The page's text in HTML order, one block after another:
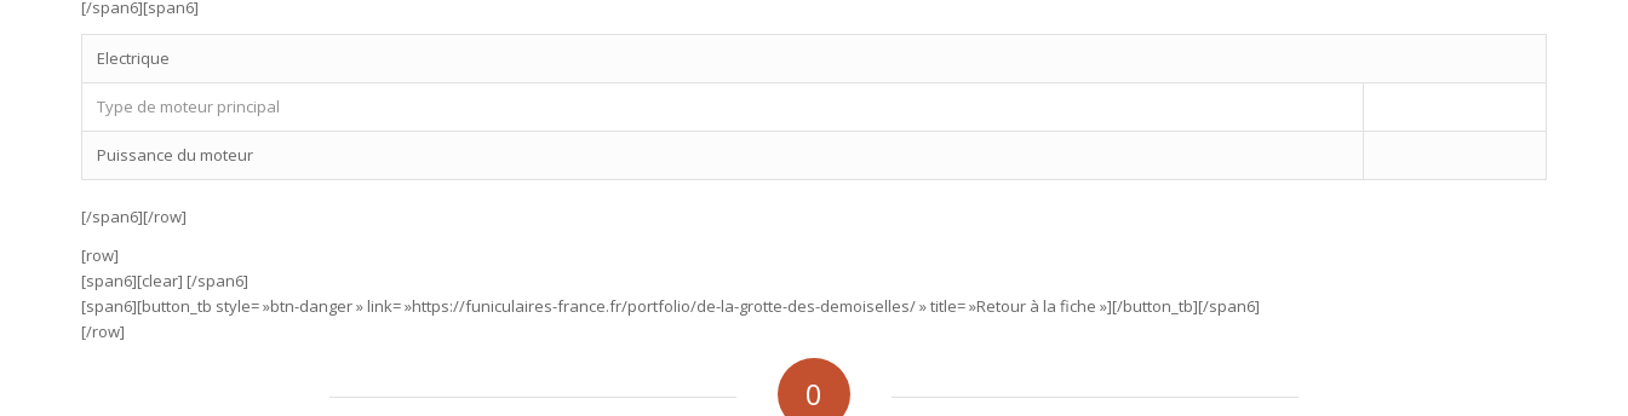
[/span6][span6]
Electrique
Type de moteur principal
Puissance du moteur
[/span6][/row]
[row]
[span6][clear] [/span6]
[span6][button_tb style= »btn-danger » link= »https://funiculaires-france.fr/portfolio/de-la-grotte-des-demoiselles/ » title= »Retour à la fiche »][/button_tb][/span6]
[/row]
0